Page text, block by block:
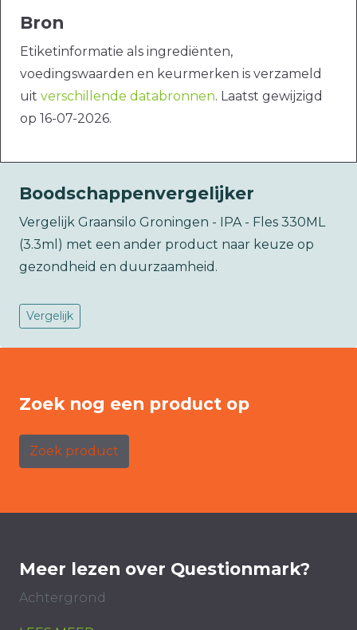
Bron
Etiketinformatie als ingrediënten,
voedingswaarden en keurmerken is verzameld
uit verschillende databronnen. Laatst gewijzigd
op 16-07-2026.
Boodschappenvergelijker
Vergelijk Graansilo Groningen - IPA - Fles 330ML
(3.3ml) met een ander product naar keuze op
gezondheid en duurzaamheid.
Vergelijk
Zoek nog een product op
Zoek product
Meer lezen over Questionmark?
Achtergrond